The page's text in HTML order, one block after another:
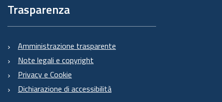
Trasparenza
Amministrazione trasparente
Note legali e copyright
Privacy e Cookie
Dichiarazione di accessibilità